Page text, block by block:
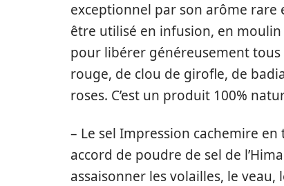
exceptionnel par son arôme rare
être utilisé en infusion, en
pour libérer généreusement
rouge, de clou de girofle, de
roses. C’est un produit 100%
– Le sel Impression cachemire
accord de poudre de sel de
assaisonner les volailles, le